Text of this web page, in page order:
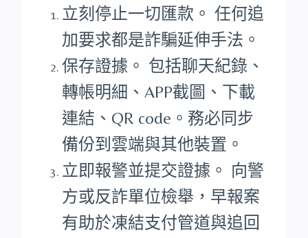
立刻停止一切匯款。 任何追
加要求都是詐騙延伸手法。
保存證據。 包括聊天紀錄、
轉帳明細、APP截圖、下載
連結、QR code。務必同步
備份到雲端與其他裝置。
立即報警並提交證據。 向警
方或反詐單位檢舉，早報案
有助於凍結支付管道與追回